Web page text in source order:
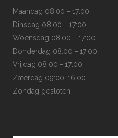
Maandag 08:00 – 17:00
Dinsdag 08:00 – 17:00
Woensdag 08:00 – 17:00
Donderdag 08:00 – 17:00
Vrijdag 08:00 – 17:00
Zaterdag 09:00-16:00
Zondag gesloten